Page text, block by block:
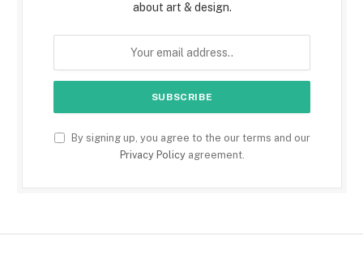
about art & design.
By signing up, you agree to the our terms and our
Privacy Policyagreement.